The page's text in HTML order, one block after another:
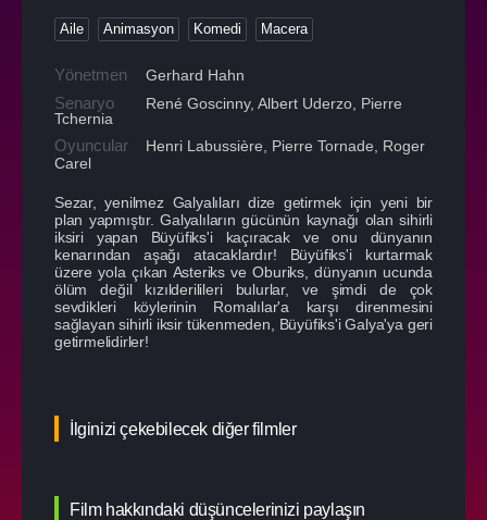
Aile Animasyon Komedi Macera
Yönetmen Gerhard Hahn
Senaryo
René Goscinny, Albert Uderzo, Pierre
Tchernia
Oyuncular Henri Labussière Pierre Tornade
Roger
Carel
Sezar, yenilmez Galyalıları dize getirmek için yeni bir
plan yapmıştır. Galyalıların gücünün kaynağı olan sihirli
iksiri yapan Büyüfiks'i kaçıracak ve onu dünyanın
kenarından aşağı atacaklardır! Büyüfiks'i kurtarmak
üzere yola çıkan Asteriks ve Oburiks, dünyanın ucunda
ölüm değil kızılderilileri bulurlar, ve şimdi de çok
sevdikleri köylerinin Romalılar'a karşı direnmesini
sağlayan sihirli iksir tükenmeden, Büyüfiks'i Galya'ya geri
getirmelidirler!
İlginizi çekebilecek diğer filmler
Film hakkındaki düşüncelerinizi paylaşın